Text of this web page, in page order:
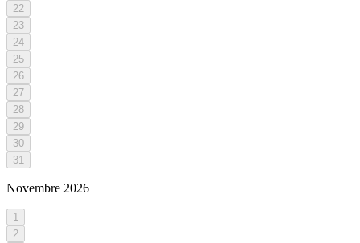
22
23
24
25
26
27
28
29
30
31
Novembre 2026
1
2